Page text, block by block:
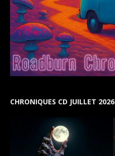
CHRONIQUES CD JUILLET 2026